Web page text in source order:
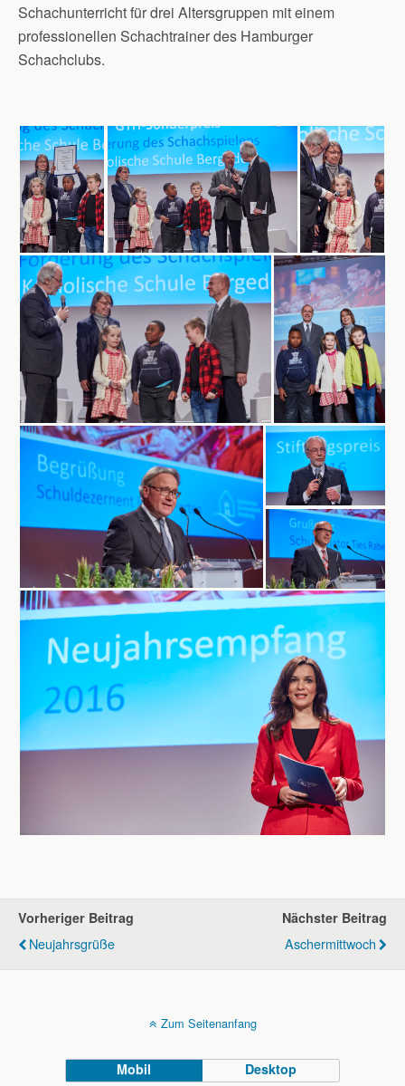
Schachunterricht für drei Altersgruppen mit einem
professionellen Schachtrainer des Hamburger
Schachclubs.
Vorheriger Beitrag
Neujahrsgrüße
Nächster Beitrag
Aschermittwoch
Zum Seitenanfang
Mobil Desktop